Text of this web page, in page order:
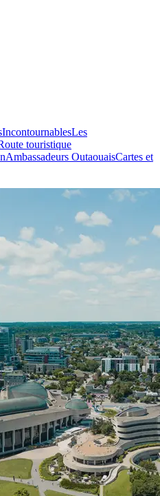
IncontournablesLes
touristique
Ambassadeurs OutaouaisCartes et